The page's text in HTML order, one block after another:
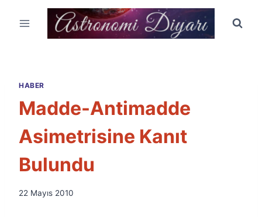
HABER
Madde-Antimadde
Asimetrisine Kanıt
Bulundu
By
22 Mayıs 2010